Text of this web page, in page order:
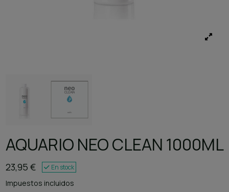
AQUARIO NEO CLEAN 1000ML
23,95 € En stock
Impuestos incluidos